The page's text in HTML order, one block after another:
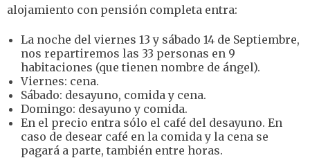
alojamiento con pensión completa entra:
La noche del viernes 13 y sábado 14 de Septiembre,
nos repartiremos las 33 personas en 9
habitaciones (que tienen nombre de ángel).
Viernes: cena.
Sábado: desayuno, comida y cena.
Domingo: desayuno y comida.
En el precio entra sólo el café del desayuno. En
caso de desear café en la comida y la cena se
pagará a parte, también entre horas.